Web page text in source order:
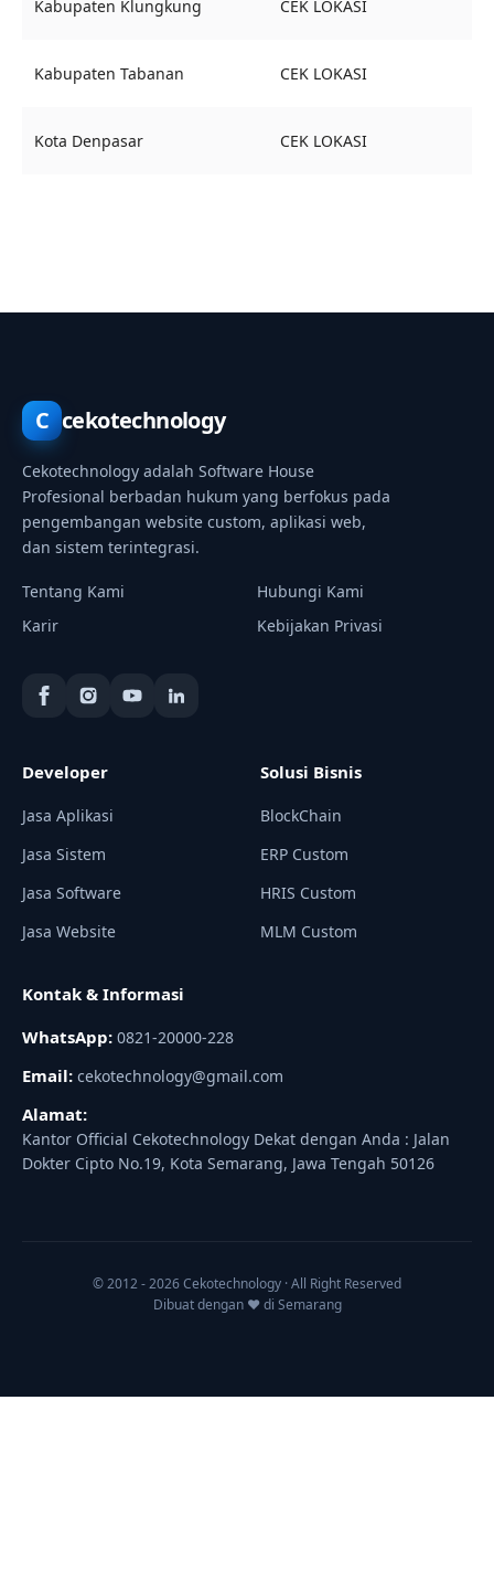
Kabupaten Klungkung CEK LOKASI
Kabupaten Tabanan CEK LOKASI
Kota Denpasar CEK LOKASI
C cekotechnology
Cekotechnology adalah Software House
Profesional berbadan hukum yang berfokus pada
pengembangan website custom, aplikasi web,
dan sistem terintegrasi.
Tentang Kami
Hubungi Kami
Karir
Kebijakan Privasi
Developer
Jasa Aplikasi
Jasa Sistem
Jasa Software
Jasa Website
Solusi Bisnis
BlockChain
ERP Custom
HRIS Custom
MLM Custom
Kontak & Informasi
WhatsApp: 0821-20000-228
Email: cekotechnology@gmail.com
Alamat:
Kantor Official Cekotechnology Dekat dengan Anda : Jalan
Dokter Cipto No.19, Kota Semarang, Jawa Tengah 50126
© 2012 - 2026 Cekotechnology · All Right Reserved
Dibuat dengan ♥ di Semarang